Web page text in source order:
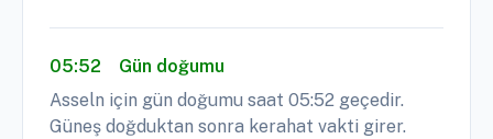
05:52
Gün doğumu
Asseln için gün doğumu saat 05:52 geçedir.
Güneş doğduktan sonra kerahat vakti girer.